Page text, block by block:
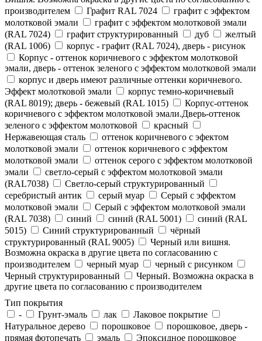
производителем
Графит RAL 7024
графит с эффектом
молотковой эмали
графит с эффектом молотковой эмали
(RAL 7024)
графит структурированный дуб
желтый
(RAL 1006)
корпус - графит (RAL 7024), дверь - рисунок
Корпус - оттенок коричневого с эффектом молотковой
эмали, дверь - оттенок зеленого с эффектом молотковой эмали
корпус и дверь имеют различные оттенки коричневого.
Эффект молотковой эмали
корпус темно-коричневый
(RAL 8019); дверь - бежевый (RAL 1015)
Корпус-оттенок
коричневого с эффектом молотковой эмали.Дверь-оттенок
зеленого с эффектом молотковой
красный
Нержавеющая сталь
оттенок коричневого с эфектом
молотковой эмали
оттенок коричневого с эффектом
молотковой эмали
оттенок серого с эффектом молотковой
эмали
светло-серый с эффектом молотковой эмали
(RAL7038)
Светло-серый структурированный
серебристый антик
серый муар
Серый с эффектом
молотковой эмали
Серый с эффектом молотковой эмали
(RAL 7038)
синий синий (RAL 5001)
синий (RAL
5015)
Синий структурированный
чёрный
структурированный (RAL 9005)
Черный или вишня.
Возможна окраска в другие цвета по согласованию с
производителем
черный муар
черный с рисунком
Черный структурированный
Черный. Возможна окраска в
другие цвета по согласованию с производителем
Тип покрытия
-
Грунт-эмаль лак
Лаковое покрытие
Натуральное дерево
порошковое
порошковое, дверь -
прямая фотопечать
эмаль Эпоксидное порошковое